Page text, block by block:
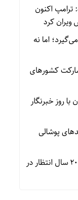
ترامپ اکنون
کرد
اما نه
کشورهای
روز خبرنگار
پوشالی
بزرگترین سازه سنگی ایلام پس از ۲۰ سال انتظار در